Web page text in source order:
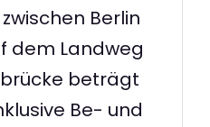
Berlin
dem Landweg
beträgt
Be- und